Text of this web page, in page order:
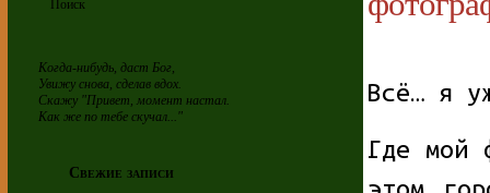
Когда-нибудь, даст Бог,
Увижу снова, сделав вдох.
Скажу "Привет, момент настал.
Как же по тебе скучал..."
Свежие записи
Всё… я
Где мой